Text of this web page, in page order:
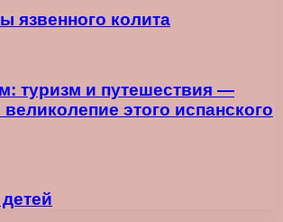
язвенного колита
туризм и путешествия —
великолепие этого испанского